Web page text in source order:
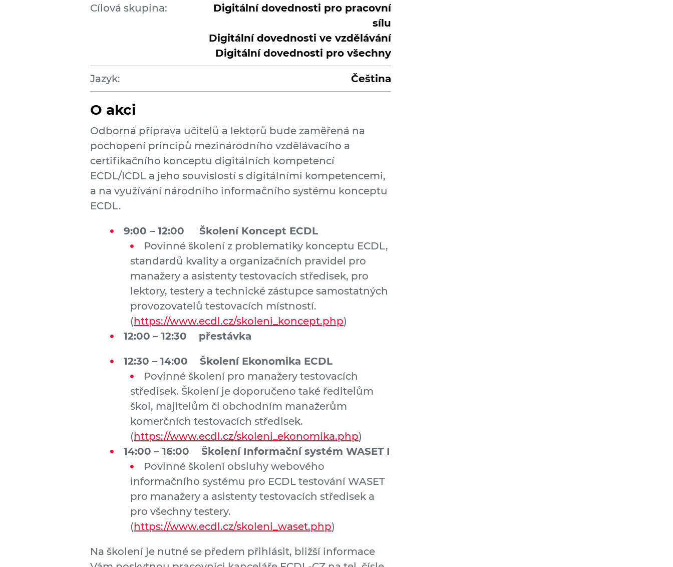
Cílová skupina:
Digitální dovednosti pro pracovní
sílu
Digitální dovednosti ve vzdělávání
Digitální dovednosti pro všechny
Jazyk: Čeština
O akci
Odborná příprava učitelů a lektorů bude zaměřená na
pochopení principů mezinárodního vzdělávacího a
certifikačního konceptu digitálních kompetencí
ECDL/ICDL a jeho souvislostí s digitálními kompetencemi,
a na využívání národního informačního systému konceptu
ECDL.
9:00 – 12:00 Školení Koncept ECDL
Povinné školení z problematiky konceptu ECDL,
standardů kvality a organizačních pravidel pro
manažery a asistenty testovacích středisek, pro
lektory, testery a technické zástupce samostatných
provozovatelů testovacích místností.
(https://www.ecdl.cz/skoleni_koncept.php)
12:00 – 12:30 přestávka
12:30 – 14:00 Školení Ekonomika ECDL
Povinné školení pro manažery testovacích
středisek. Školení je doporučeno také ředitelům
škol, majitelům či obchodním manažerům
komerčních testovacích středisek.
(https://www.ecdl.cz/skoleni_ekonomika.php)
14:00 – 16:00 Školení Informační systém WASET I
Povinné školení obsluhy webového
informačního systému pro ECDL testování WASET
pro manažery a asistenty testovacích středisek a
pro všechny testery.
(https://www.ecdl.cz/skoleni_waset.php)
Na školení je nutné se předem přihlásit, bližší informace